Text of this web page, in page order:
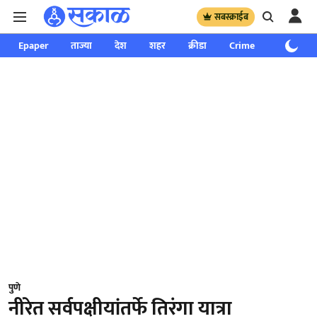
सबस्क्राईब
Epaper ताज्या देश शहर क्रीडा Crime साप्ताहिक
पुणे
नीरेत सर्वपक्षीयांतर्फे तिरंगा यात्रा